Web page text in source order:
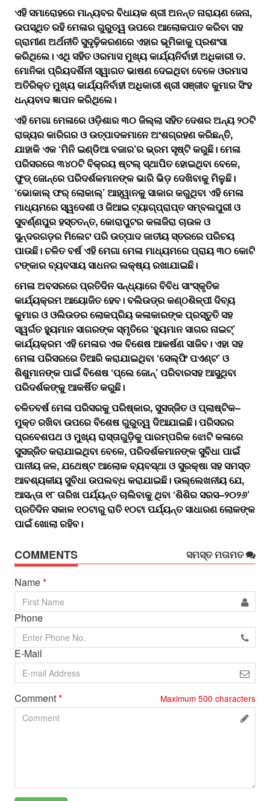
ଏହି ସମାରୋହରେ ମାନ୍ୟବର ବିଧାୟକ ଶ୍ରୀ ଅନନ୍ତ ନାରାୟଣ ଜେନା,
ଉପସ୍ଥିତ ରହି ମେଳାର ଗୁରୁତ୍ୱ ଉପରେ ଆଲୋକପାତ କରିବା ସହ
ଗ୍ରାମୀଣ ଅର୍ଥନୀତି ସୁଦୃଢ଼ିକରଣରେ ଏହାର ଭୂମିକାକୁ ପ୍ରଶଂସା
କରିଥିଲେ। ଏଥି ସହିତ ଓରମାସ ମୁଖ୍ୟ କାର୍ଯ୍ୟନିର୍ବାହୀ ଅଧିକାରୀ ଡ.
ମୋନିକା ପ୍ରିୟଦର୍ଶିନୀ ସ୍ୱାଗତ ଭାଷଣ ଦେଇଥିବା ବେଳେ ଓରମାସ
ଅତିରିକ୍ତ ମୁଖ୍ୟ କାର୍ଯ୍ୟନିର୍ବାହୀ ଅଧିକାରୀ ଶ୍ରୀ ସଞ୍ଜୀବ କୁମାର ସିଂହ
ଧନ୍ୟବାଦ ଜ୍ଞାପନ କରିଥିଲେ।
ଏହି ମେଗା ମେଳାରେ ଓଡ଼ିଶାର ୩୦ ଜିଲ୍ଲା ସହିତ ଦେଶର ଅନ୍ୟ ୨୦ଟି
ରାଜ୍ୟର କାରିଗର ଓ ଉତ୍ପାଦକମାନେ ଅଂଶଗ୍ରହଣ କରିଛନ୍ତି,
ଯାହାକି ଏକ ‘ମିନି ଇଣ୍ଡିଆ ବଜାର’ର ଭ୍ରମ ସୃଷ୍ଟି କରୁଛି। ମେଳା
ପରିସରରେ ୩୪୦ଟି ବିକ୍ରୟ ଷ୍ଟଲ୍ ସ୍ଥାପିତ ହୋଇଥିବା ବେଳେ,
ଫୁଡ୍ ଜୋନ୍‌ରେ ପରିଦର୍ଶକମାନଙ୍କ ଭାରି ଭିଡ଼ ଦେଖିବାକୁ ମିଳୁଛି।
‘ଭୋକାଲ୍ ଫର୍ ଲୋକାଲ୍’ ଆହ୍ୱାନକୁ ସାକାର କରୁଥିବା ଏହି ମେଳା
ମାଧ୍ୟମରେ ସ୍ୱଦେଶୀ ଓ ଜିଆଇ ଟ୍ୟାଗ୍‌ପ୍ରାପ୍ତ ସମ୍ବଲପୁରୀ ଓ
ସୁବର୍ଣ୍ଣପୁର ହସ୍ତତନ୍ତ, କୋରାପୁଟର କଳାଜିରା ଚାଉଳ ଓ
ସୁନ୍ଦରଗଡ଼ର ମିଲେଟ ପରି ଉତ୍ପାଦ ଜାତୀୟ ସ୍ତରରେ ପରିଚୟ
ପାଉଛି। ଚଳିତ ବର୍ଷ ଏହି ମେଗା ମେଳା ମାଧ୍ୟମରେ ପ୍ରାୟ ୩୦ କୋଟି
ଟଙ୍କାର ବ୍ୟବସାୟ ସାଧନର ଲକ୍ଷ୍ୟ ରଖାଯାଇଛି।
ମେଳା ଅବସରରେ ପ୍ରତିଦିନ ସନ୍ଧ୍ୟାରେ ବିବିଧ ସାଂସ୍କୃତିକ
କାର୍ଯ୍ୟକ୍ରମ ଆୟୋଜିତ ହେବ। ବଲିଉଡ୍‌ର କଣ୍ଠଶିଳ୍ପୀ ଦିବ୍ୟ
କୁମାର ଓ ଓଲିଉଡର ଲୋକପ୍ରିୟ କଳାକାରଙ୍କ ପ୍ରସ୍ତୁତି ସହ
ସ୍ୱର୍ଗତ ହ୍ୟୁମାନ ସାଗରଙ୍କ ସ୍ମୃତିରେ ‘ହ୍ୟୁମାନ ସାଗର ନାଇଟ୍’
କାର୍ଯ୍ୟକ୍ରମ ଏହି ମେଳାର ଏକ ବିଶେଷ ଆକର୍ଷଣ ସାଜିବ। ଏହା ସହ
ମେଳା ପରିସରରେ ତିଆରି କରାଯାଇଥିବା ‘ସେଲ୍ଫି ପଏଣ୍ଟ’ ଓ
ଶିଶୁମାନଙ୍କ ପାଇଁ ବିଶେଷ ‘ପ୍ଲେ ଜୋନ୍’ ପରିବାରସହ ଆସୁଥିବା
ପରିଦର୍ଶକଙ୍କୁ ଆକର୍ଷିତ କରୁଛି।
ଚଳିତବର୍ଷ ମେଳା ପରିସରକୁ ପରିଷ୍କାର, ସୁସଜ୍ଜିତ ଓ ପ୍ଲାଷ୍ଟିକ–
ମୁକ୍ତ ରଖିବା ଉପରେ ବିଶେଷ ଗୁରୁତ୍ୱ ଦିଆଯାଇଛି। ପରିସରର
ପ୍ରବେଶପଥ ଓ ମୁଖ୍ୟ ରାସ୍ତାଗୁଡ଼ିକୁ ପାରମ୍ପରିକ ଝୋଟି କଳାରେ
ସୁସଜ୍ଜିତ କରାଯାଇଥିବା ବେଳେ, ପରିଦର୍ଶକମାନଙ୍କ ସୁବିଧା ପାଇଁ
ପାନୀୟ ଜଳ, ଯଥେଷ୍ଟ ଆଲୋକ ବ୍ୟବସ୍ଥା ଓ ସୁରକ୍ଷା ସହ ସମସ୍ତ
ଆବଶ୍ୟକୀୟ ସୁବିଧା ଉପଲବ୍ଧ କରାଯାଇଛି। ଉଲ୍ଲେଖନୀୟ ଯେ,
ଆସନ୍ତା ୧୮ ତାରିଖ ପର୍ଯ୍ୟନ୍ତ ଚାଲିବାକୁ ଥିବା ‘ଶିଶିର ସରସ–୨୦୨୬’
ପ୍ରତିଦିନ ସକାଳ ୧୦ଟାରୁ ରାତି ୧୦ଟା ପର୍ଯ୍ୟନ୍ତ ସାଧାରଣ ଲୋକଙ୍କ
ପାଇଁ ଖୋଲା ରହିବ।
COMMENTS
ସମସ୍ତ ମତାମତ
Name*
Phone
E-Mail
Comment* Maximum 500 characters